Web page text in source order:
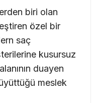
biri olan
özel bir
saç
kusursuz
duayen
meslek